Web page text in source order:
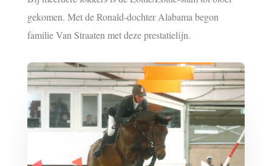
gekomen. Met de Ronald-dochter Alabama begon
familie Van Straaten met deze prestatielijn.